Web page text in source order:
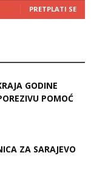
PRETPLATI SE
GODINE
POMOĆ
ZA SARAJEVO